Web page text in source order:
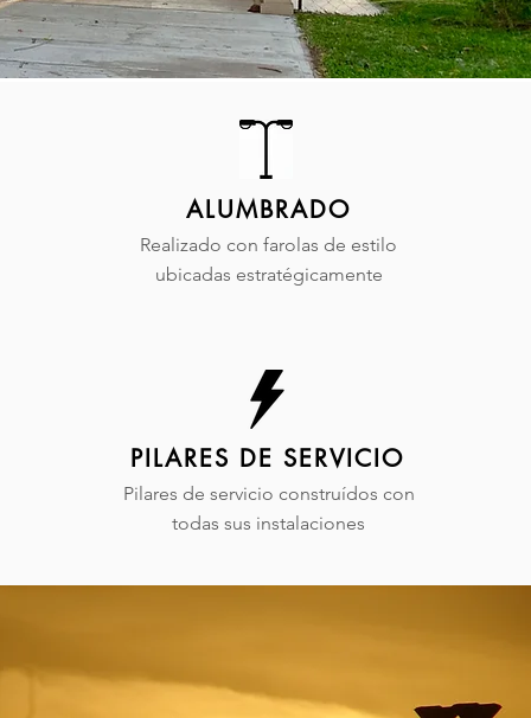
ALUMBRADO
Realizado con farolas de estilo
ubicadas estratégicamente
PILARES DE SERVICIO
Pilares de servicio construídos con
todas sus instalaciones